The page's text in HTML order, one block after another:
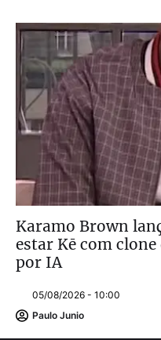
Karamo Brown
estar Kē com
por IA
05/08/2026 - 10:00
Paulo Junio